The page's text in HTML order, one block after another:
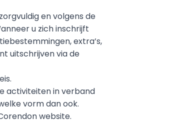
en volgens de
u zich inschrijft
extra’s,
uitschrijven via de
activiteiten in verband
vorm dan ook.
website.